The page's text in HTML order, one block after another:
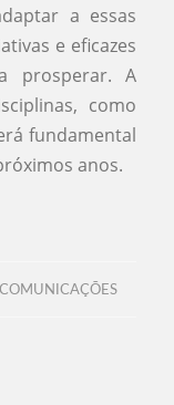
a essas
e eficazes
prosperar. A
como
fundamental
anos.